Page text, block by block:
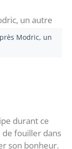
Modric, un
durant ce
de fouiller dans
son bonheur.